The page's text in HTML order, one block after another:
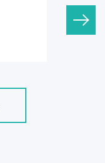
Argel